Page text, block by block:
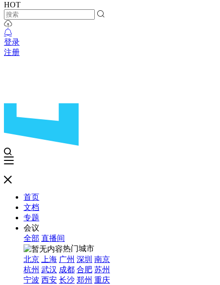
HOT
登录
注册
首页
文档
专题
会议
全部 直播间
热门城市
北京
上海 广州 深圳 南京
杭州 武汉 成都 合肥 苏州
宁波 西安 长沙 郑州 重庆